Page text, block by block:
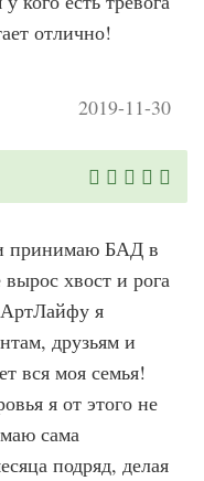
отлично!
2019-11-30
принимаю БАД в
хвост и рога
АртЛайфу я
друзьям и
вся моя семья!
я от этого не
сама
подряд, делая